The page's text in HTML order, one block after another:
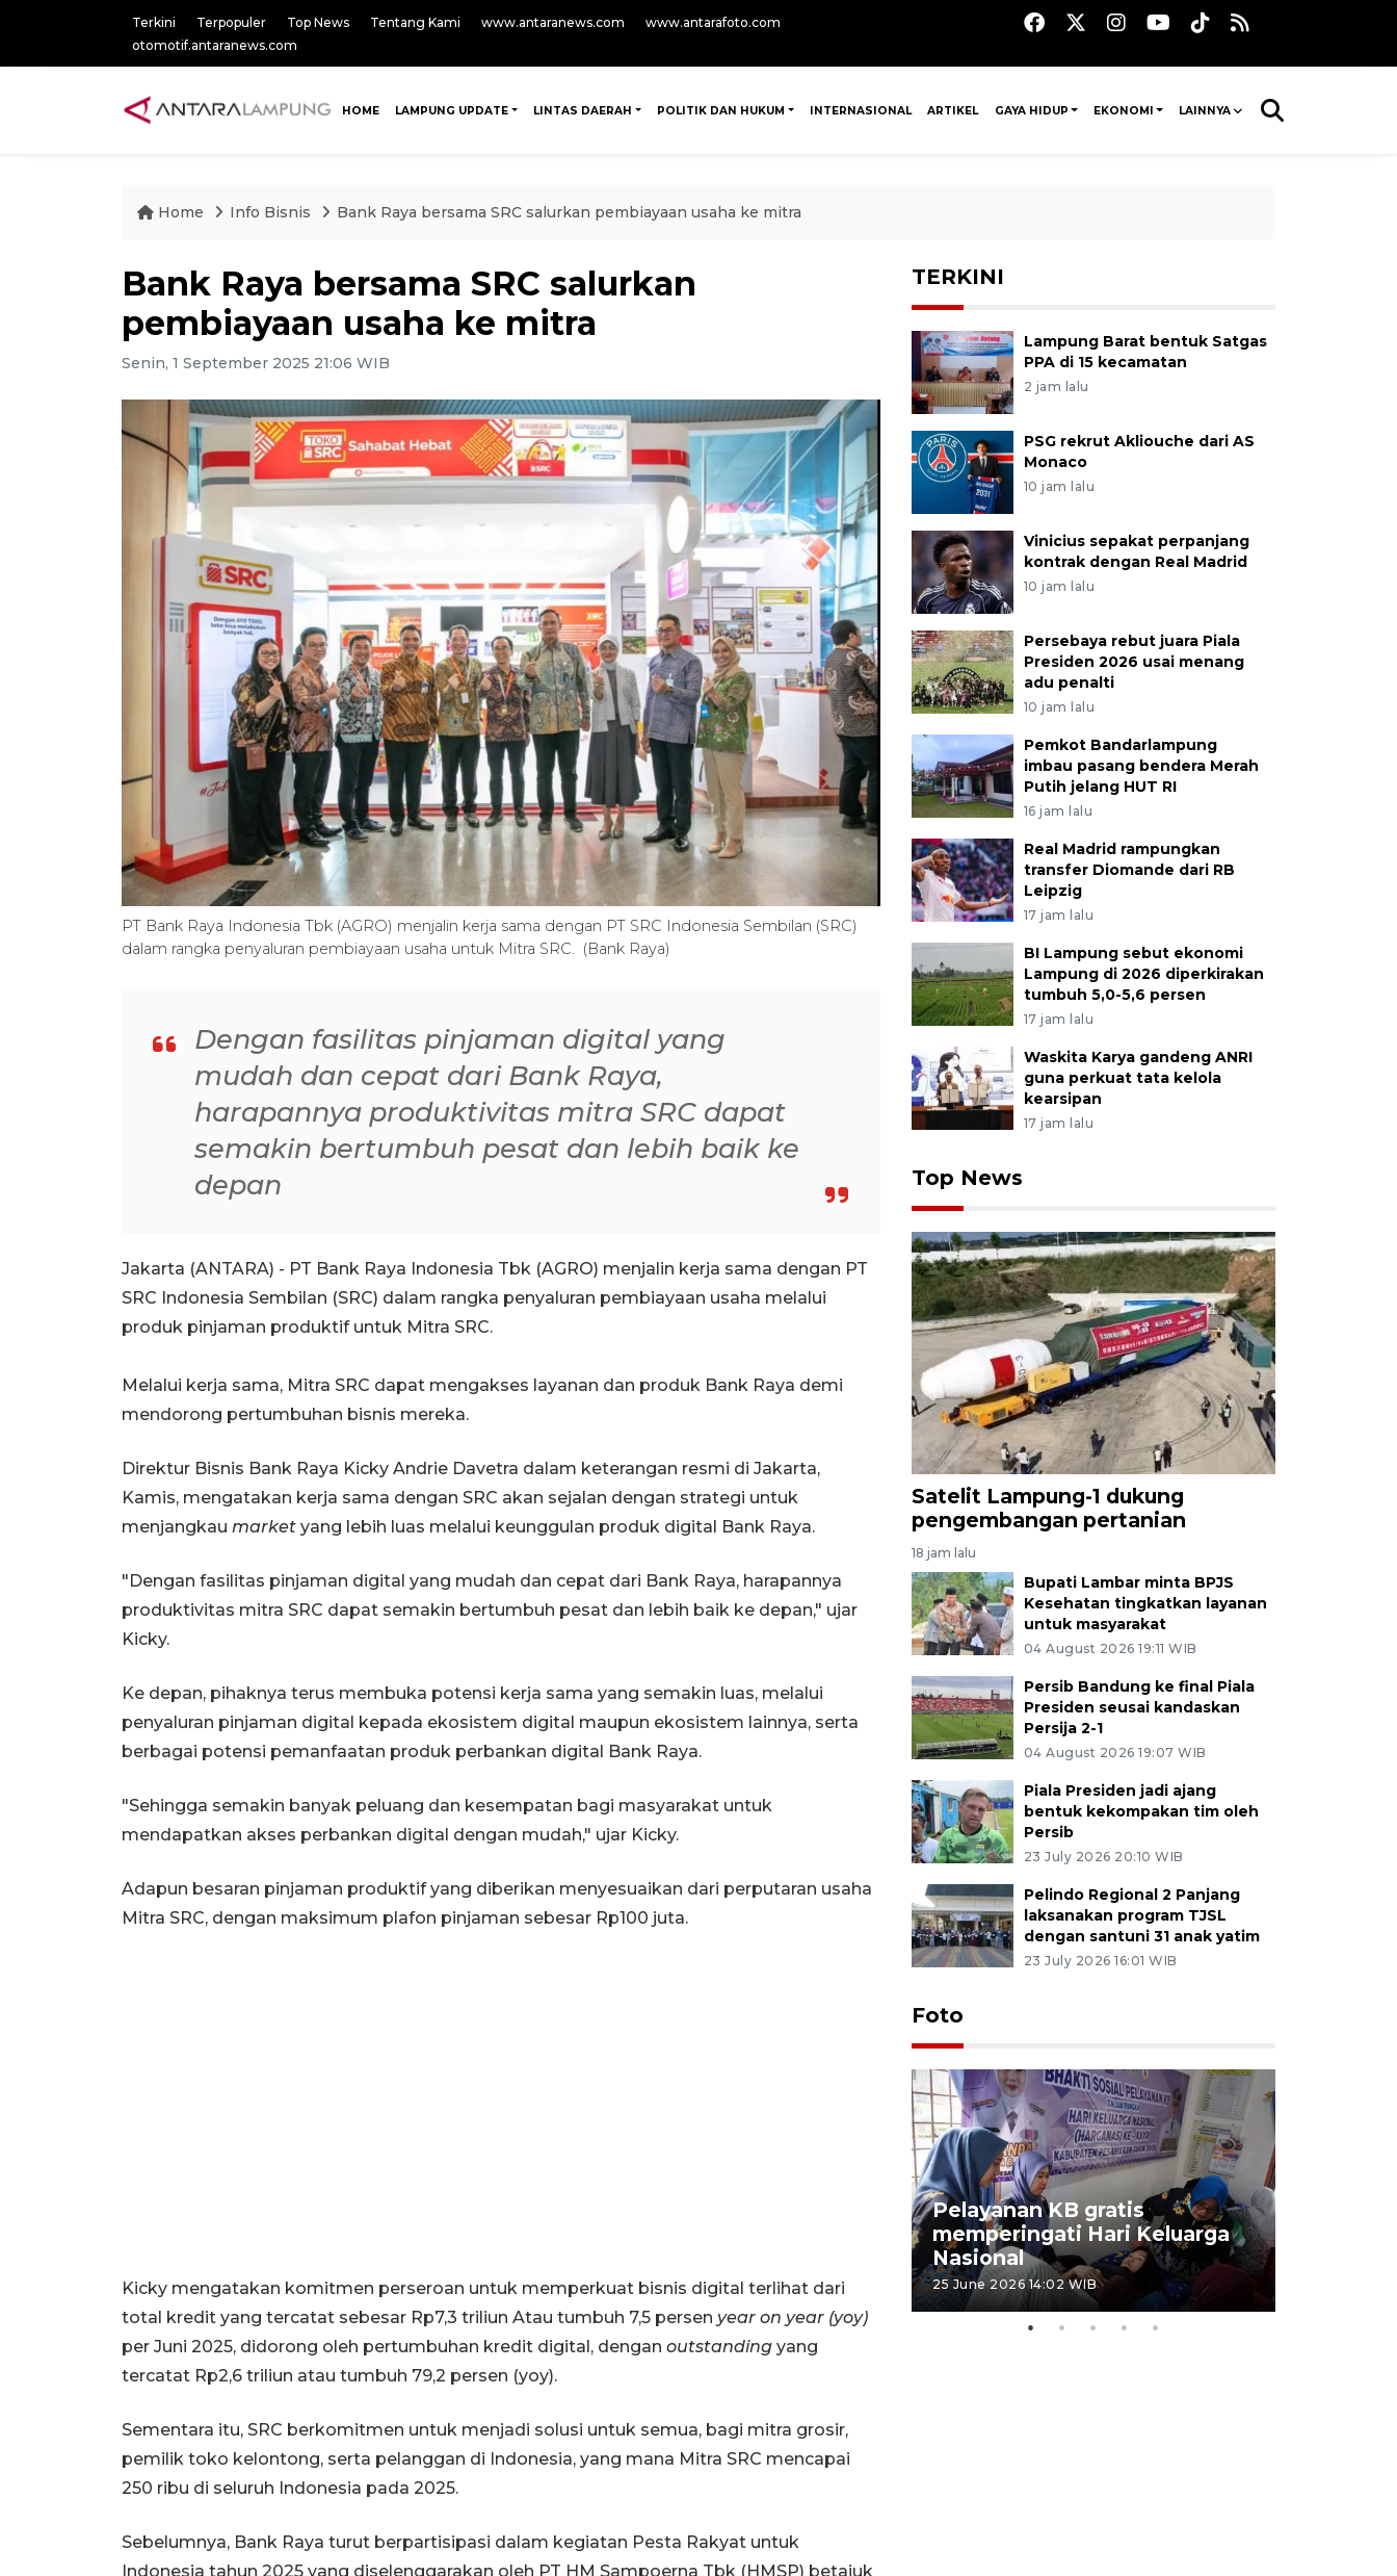
Terkini Terpopuler Top News Tentang Kami www.antaranews.com
www.antarafoto.com
otomotif.antaranews.com
HOME LAMPUNG UPDATE LINTAS DAERAH POLITIK DAN HUKUM INTERNASIONAL ARTIKEL GAYA HIDUP EKONOMI LAINNYA
Home Info Bisnis Bank Raya bersama SRC salurkan pembiayaan usaha ke mitra
Bank Raya bersama SRC salurkan
pembiayaan usaha ke mitra
Senin, 1 September 2025 21:06 WIB
PT Bank Raya Indonesia Tbk (AGRO) menjalin kerja sama dengan PT SRC Indonesia Sembilan (SRC)
dalam rangka penyaluran pembiayaan usaha untuk Mitra SRC. (Bank Raya)
Dengan fasilitas pinjaman digital yang
mudah dan cepat dari Bank Raya,
harapannya produktivitas mitra SRC dapat
semakin bertumbuh pesat dan lebih baik ke
depan
Jakarta (ANTARA) - PT Bank Raya Indonesia Tbk (AGRO) menjalin kerja sama dengan PT
SRC Indonesia Sembilan (SRC) dalam rangka penyaluran pembiayaan usaha melalui
produk pinjaman produktif untuk Mitra SRC.
Melalui kerja sama, Mitra SRC dapat mengakses layanan dan produk Bank Raya demi
mendorong pertumbuhan bisnis mereka.
Direktur Bisnis Bank Raya Kicky Andrie Davetra dalam keterangan resmi di Jakarta,
Kamis, mengatakan kerja sama dengan SRC akan sejalan dengan strategi untuk
menjangkau market yang lebih luas melalui keunggulan produk digital Bank Raya.
"Dengan fasilitas pinjaman digital yang mudah dan cepat dari Bank Raya, harapannya
produktivitas mitra SRC dapat semakin bertumbuh pesat dan lebih baik ke depan," ujar
Kicky.
Ke depan, pihaknya terus membuka potensi kerja sama yang semakin luas, melalui
penyaluran pinjaman digital kepada ekosistem digital maupun ekosistem lainnya, serta
berbagai potensi pemanfaatan produk perbankan digital Bank Raya.
"Sehingga semakin banyak peluang dan kesempatan bagi masyarakat untuk
mendapatkan akses perbankan digital dengan mudah," ujar Kicky.
Adapun besaran pinjaman produktif yang diberikan menyesuaikan dari perputaran usaha
Mitra SRC, dengan maksimum plafon pinjaman sebesar Rp100 juta.
Kicky mengatakan komitmen perseroan untuk memperkuat bisnis digital terlihat dari
total kredit yang tercatat sebesar Rp7,3 triliun Atau tumbuh 7,5 persen year on year (yoy)
per Juni 2025, didorong oleh pertumbuhan kredit digital, dengan outstanding yang
tercatat Rp2,6 triliun atau tumbuh 79,2 persen (yoy).
Sementara itu, SRC berkomitmen untuk menjadi solusi untuk semua, bagi mitra grosir,
pemilik toko kelontong, serta pelanggan di Indonesia, yang mana Mitra SRC mencapai
250 ribu di seluruh Indonesia pada 2025.
Sebelumnya, Bank Raya turut berpartisipasi dalam kegiatan Pesta Rakyat untuk
Indonesia tahun 2025 yang diselenggarakan oleh PT HM Sampoerna Tbk (HMSP) betajuk
TERKINI
Lampung Barat bentuk Satgas
PPA di 15 kecamatan
2 jam lalu
PSG rekrut Akliouche dari AS
Monaco
10 jam lalu
Vinicius sepakat perpanjang
kontrak dengan Real Madrid
10 jam lalu
Persebaya rebut juara Piala
Presiden 2026 usai menang
adu penalti
10 jam lalu
Pemkot Bandarlampung
imbau pasang bendera Merah
Putih jelang HUT RI
16 jam lalu
Real Madrid rampungkan
transfer Diomande dari RB
Leipzig
17 jam lalu
BI Lampung sebut ekonomi
Lampung di 2026 diperkirakan
tumbuh 5,0-5,6 persen
17 jam lalu
Waskita Karya gandeng ANRI
guna perkuat tata kelola
kearsipan
17 jam lalu
Top News
Satelit Lampung-1 dukung
pengembangan pertanian
18 jam lalu
Bupati Lambar minta BPJS
Kesehatan tingkatkan layanan
untuk masyarakat
04 August 2026 19:11 WIB
Persib Bandung ke final Piala
Presiden seusai kandaskan
Persija 2-1
04 August 2026 19:07 WIB
Piala Presiden jadi ajang
bentuk kekompakan tim oleh
Persib
23 July 2026 20:10 WIB
Pelindo Regional 2 Panjang
laksanakan program TJSL
dengan santuni 31 anak yatim
23 July 2026 16:01 WIB
Foto
12 May 2026 15:06 WIB
Pelayanan KB gratis
memperingati Hari Keluarga
Nasional
25 June 2026 14:02 WIB